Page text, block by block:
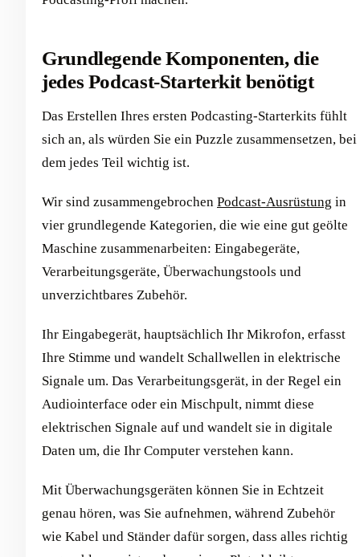
Grundlegende Komponenten, die
jedes Podcast-Starterkit benötigt
Das Erstellen Ihres ersten Podcasting-Starterkits fühlt
sich an, als würden Sie ein Puzzle zusammensetzen, bei
dem jedes Teil wichtig ist.
Wir sind zusammengebrochen Podcast-Ausrüstung in
vier grundlegende Kategorien, die wie eine gut geölte
Maschine zusammenarbeiten: Eingabegeräte,
Verarbeitungsgeräte, Überwachungstools und
unverzichtbares Zubehör.
Ihr Eingabegerät, hauptsächlich Ihr Mikrofon, erfasst
Ihre Stimme und wandelt Schallwellen in elektrische
Signale um. Das Verarbeitungsgerät, in der Regel ein
Audiointerface oder ein Mischpult, nimmt diese
elektrischen Signale auf und wandelt sie in digitale
Daten um, die Ihr Computer verstehen kann.
Mit Überwachungsgeräten können Sie in Echtzeit
genau hören, was Sie aufnehmen, während Zubehör
wie Kabel und Ständer dafür sorgen, dass alles richtig